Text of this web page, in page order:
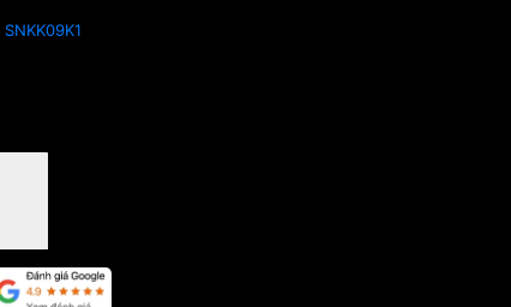
SNKK09K1